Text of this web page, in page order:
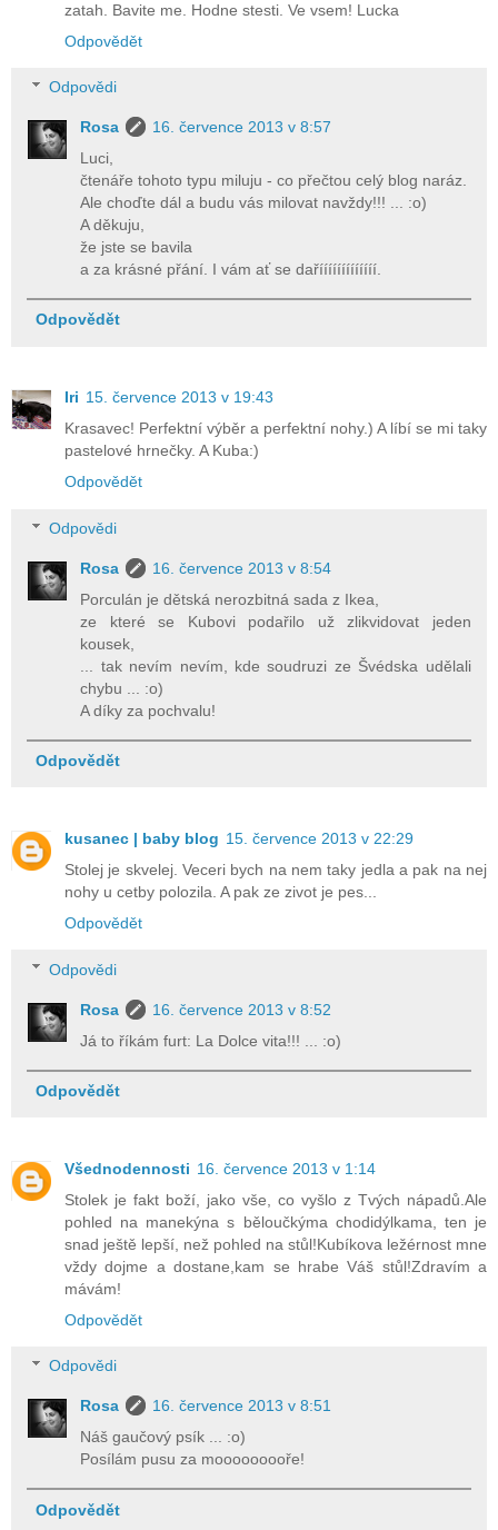
zatah. Bavite me. Hodne stesti. Ve vsem! Lucka
Odpovědět
Odpovědi
Rosa
16. července 2013 v 8:57
Luci,
čtenáře tohoto typu miluju - co přečtou celý blog naráz.
Ale choďte dál a budu vás milovat navždy!!! ... :o)
A děkuju,
že jste se bavila
a za krásné přání. I vám ať se dařííííííííííííí.
Odpovědět
Iri 15. července 2013 v 19:43
Krasavec! Perfektní výběr a perfektní nohy.) A líbí se mi taky
pastelové hrnečky. A Kuba:)
Odpovědět
Odpovědi
Rosa
16. července 2013 v 8:54
Porculán je dětská nerozbitná sada z Ikea,
ze které se Kubovi podařilo už zlikvidovat jeden
kousek,
... tak nevím nevím, kde soudruzi ze Švédska udělali
chybu ... :o)
A díky za pochvalu!
Odpovědět
kusanec | baby blog 15. července 2013 v 22:29
Stolej je skvelej. Veceri bych na nem taky jedla a pak na nej
nohy u cetby polozila. A pak ze zivot je pes...
Odpovědět
Odpovědi
Rosa
16. července 2013 v 8:52
Já to říkám furt: La Dolce vita!!! ... :o)
Odpovědět
Všednodennosti 16. července 2013 v 1:14
Stolek je fakt boží, jako vše, co vyšlo z Tvých nápadů.Ale
pohled na manekýna s běloučkýma chodidýlkama, ten je
snad ještě lepší, než pohled na stůl!Kubíkova ležérnost mne
vždy dojme a dostane,kam se hrabe Váš stůl!Zdravím a
mávám!
Odpovědět
Odpovědi
Rosa
16. července 2013 v 8:51
Náš gaučový psík ... :o)
Posílám pusu za mooooooooře!
Odpovědět